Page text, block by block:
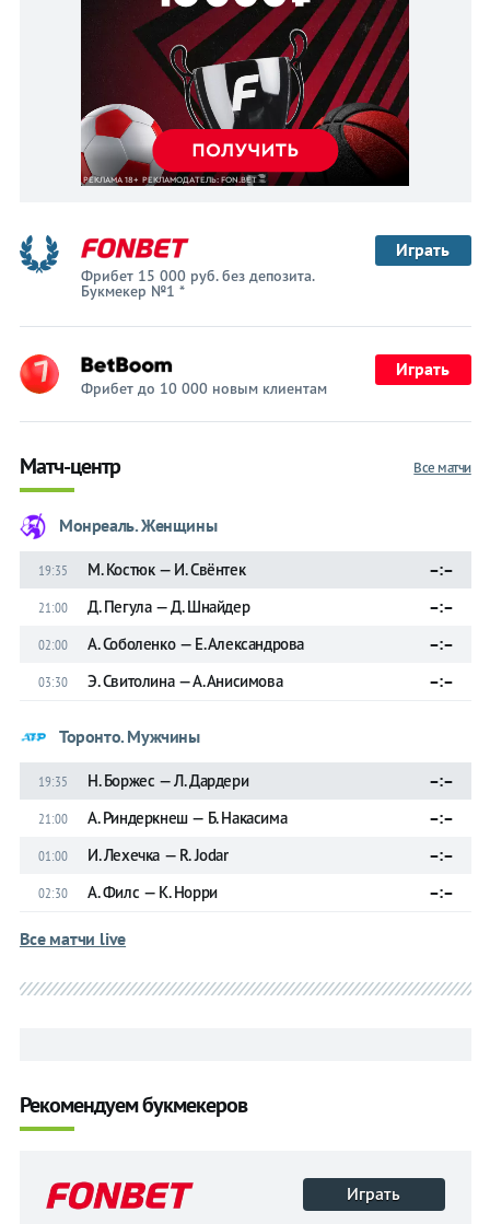
Фрибет 15 000 руб. без депозита.
Букмекер №1 *
Играть
Фрибет до 10 000 новым клиентам
Играть
Все матчи
Матч-центр
Монреаль. Женщины
19:35 М. Костюк — И. Свёнтек –:–
21:00 Д. Пегула — Д. Шнайдер –:–
02:00 А. Соболенко — Е. Александрова –:–
03:30 Э. Свитолина — А. Анисимова –:–
Торонто. Мужчины
19:35 Н. Боржес — Л. Дардери –:–
21:00 А. Риндеркнеш — Б. Накасима –:–
01:00 И. Леxечка — R. Jodar –:–
02:30 А. Филс — К. Норри –:–
Все матчи live
Рекомендуем букмекеров
Играть